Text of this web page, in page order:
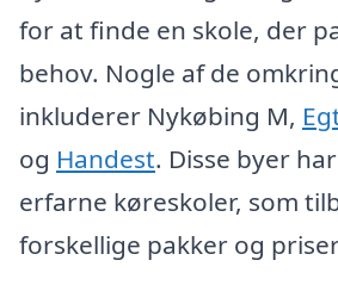
for at finde en skole, der
behov. Nogle af de
inkluderer Nykøbing M,
og Handest. Disse byer
erfarne køreskoler, som
forskellige pakker og